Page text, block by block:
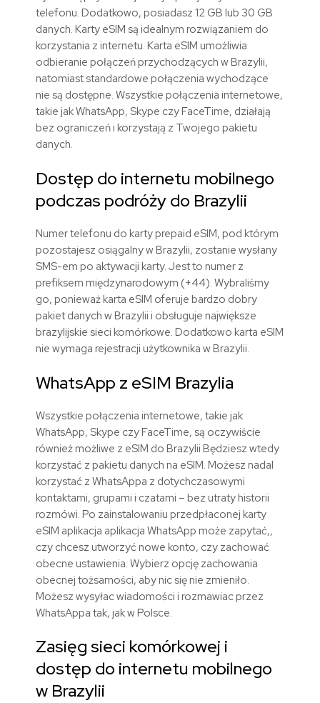
telefonu. Dodatkowo, posiadasz 12 GB lub 30 GB
danych. Karty eSIM są idealnym rozwiązaniem do
korzystania z internetu. Karta eSIM umożliwia
odbieranie połączeń przychodzących w Brazylii,
natomiast standardowe połączenia wychodzące
nie są dostępne. Wszystkie połączenia internetowe,
takie jak WhatsApp, Skype czy FaceTime, działają
bez ograniczeń i korzystają z Twojego pakietu
danych.
Dostęp do internetu mobilnego
podczas podróży do Brazylii
Numer telefonu do karty prepaid eSIM, pod którym
pozostajesz osiągalny w Brazylii, zostanie wysłany
SMS-em po aktywacji karty. Jest to numer z
prefiksem międzynarodowym (+44). Wybraliśmy
go, ponieważ karta eSIM oferuje bardzo dobry
pakiet danych w Brazylii i obsługuje największe
brazylijskie sieci komórkowe. Dodatkowo karta eSIM
nie wymaga rejestracji użytkownika w Brazylii.
WhatsApp z eSIM Brazylia
Wszystkie połączenia internetowe, takie jak
WhatsApp, Skype czy FaceTime, są oczywiście
również możliwe z eSIM do Brazylii Będziesz wtedy
korzystać z pakietu danych na eSIM. Możesz nadal
korzystać z WhatsAppa z dotychczasowymi
kontaktami, grupami i czatami – bez utraty historii
rozmówi. Po zainstalowaniu przedpłaconej karty
eSIM aplikacja aplikacja WhatsApp może zapytać,,
czy chcesz utworzyć nowe konto, czy zachować
obecne ustawienia. Wybierz opcję zachowania
obecnej tożsamości, aby nic się nie zmieniło.
Możesz wysyłac wiadomości i rozmawiac przez
WhatsAppa tak, jak w Polsce.
Zasięg sieci komórkowej i
dostęp do internetu mobilnego
w Brazylii